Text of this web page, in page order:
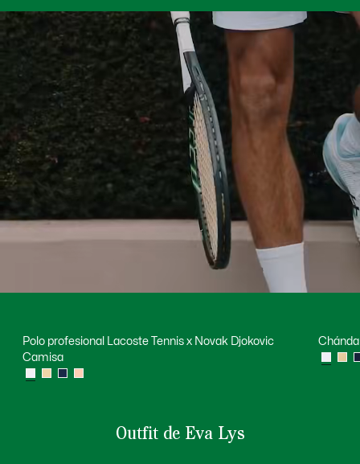
Polo profesional Lacoste Tennis x Novak Djokovic
Camisa
Outfit de Eva Lys